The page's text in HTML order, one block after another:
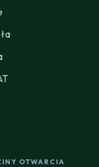
OTWARCIA